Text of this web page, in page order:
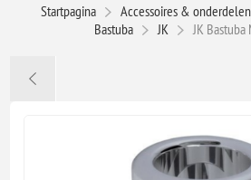
Startpagina Accessoires & onderdelen
Bastuba
JK JK